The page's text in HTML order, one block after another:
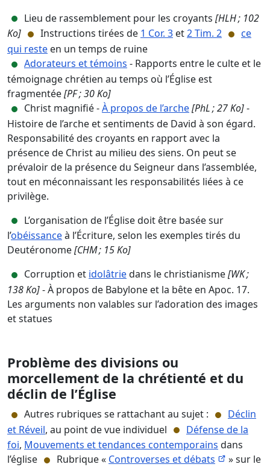
Lieu de rassemblement pour les croyants [HLH ; 102
Ko]
Instructions tirées de 1 Cor. 3 et2 Tim. 2
ce
qui reste en un temps de ruine
Adorateurs et témoins - Rapports entre le culte et le
témoignage chrétien au temps où l’Église est
fragmentée[PF ; 30 Ko]
Christ magnifié -À propos de l’arche[PhL ; 27 Ko]-
Histoire de l’arche et sentiments de David à son égard.
Responsabilité des croyants en rapport avec la
présence de Christ au milieu des siens. On peut se
prévaloir de la présence du Seigneur dans l’assemblée,
tout en méconnaissant les responsabilités liées à ce
privilège.
L’organisation de l’Église doit être basée sur
l’obéissanceà l’Écriture, selon les exemples tirés du
Deutéronome[CHM ; 15 Ko]
Corruption et idolâtriedans le christianisme[WK ;
138 Ko]- À propos de Babylone et la bête en Apoc. 17.
Les arguments non valables sur l’adoration des images
et statues
Problème des divisions ou
morcellement de la chrétienté et du
déclin de l’Église
Autres rubriques se rattachant au sujet :
Déclin
et Réveil, au point de vue individuel
Défense de la
foi, Mouvements et tendances contemporains dans
l’église
Rubrique « Controverses et débats
» sur le